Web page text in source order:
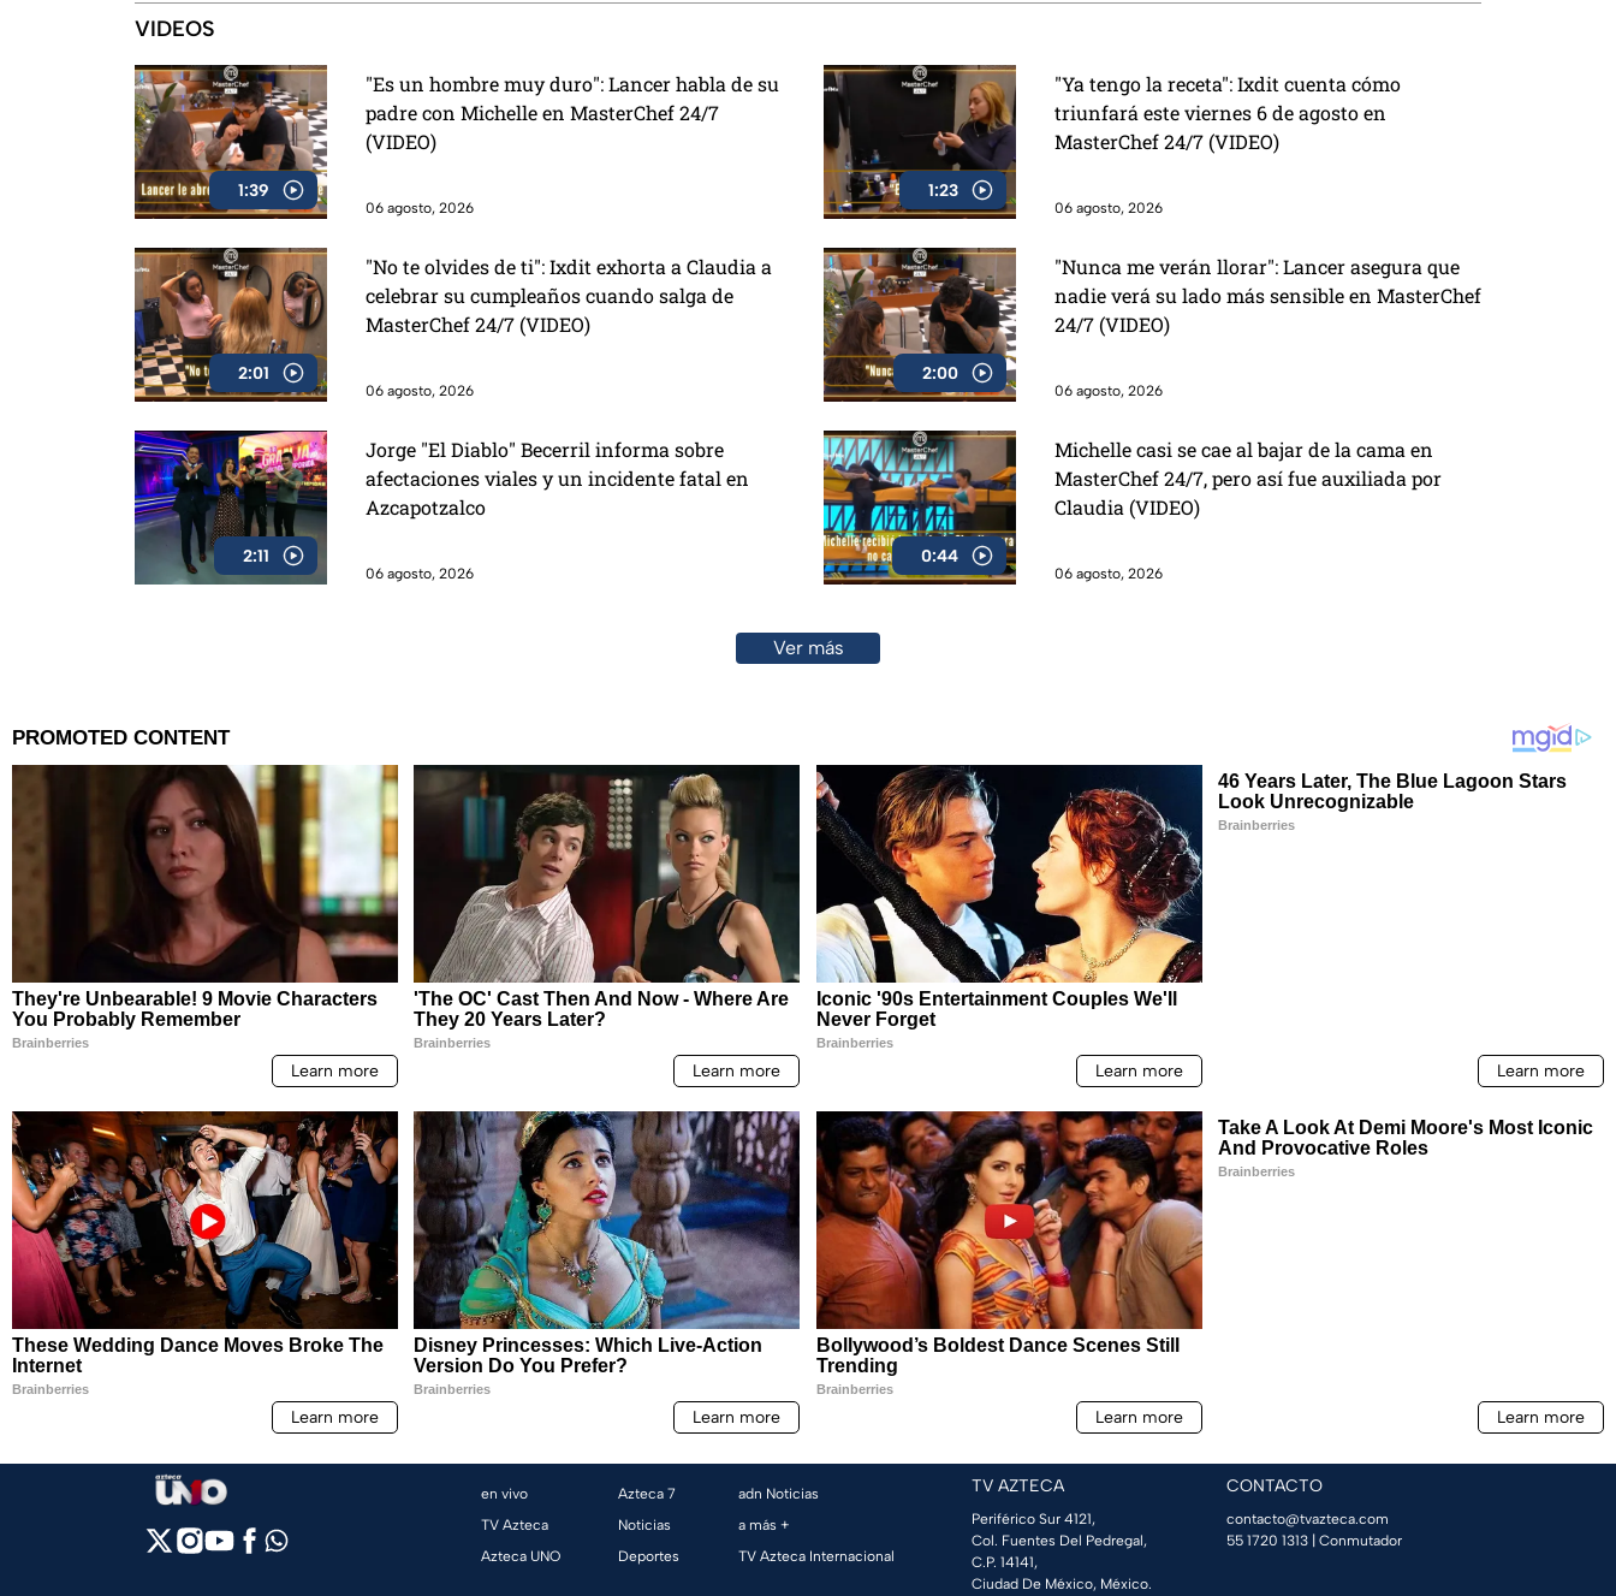
VIDEOS
1:39
"Es un hombre muy duro": Lancer habla de su
padre con Michelle en MasterChef 24/7
(VIDEO)
06 agosto, 2026
1:23
"Ya tengo la receta": Ixdit cuenta cómo
triunfará este viernes 6 de agosto en
MasterChef 24/7 (VIDEO)
06 agosto, 2026
2:01
"No te olvides de ti": Ixdit exhorta a Claudia a
celebrar su cumpleaños cuando salga de
MasterChef 24/7 (VIDEO)
06 agosto, 2026
2:00
"Nunca me verán llorar": Lancer asegura que
nadie verá su lado más sensible en MasterChef
24/7 (VIDEO)
06 agosto, 2026
2:11
Jorge "El Diablo" Becerril informa sobre
afectaciones viales y un incidente fatal en
Azcapotzalco
06 agosto, 2026
0:44
Michelle casi se cae al bajar de la cama en
MasterChef 24/7, pero así fue auxiliada por
Claudia (VIDEO)
06 agosto, 2026
Ver más
en vivo
TV Azteca
Azteca UNO
Azteca 7
Noticias
Deportes
adn Noticias
a más +
TV Azteca Internacional
TV AZTECA
Periférico Sur 4121,
Col. Fuentes Del Pedregal,
C.P. 14141,
Ciudad De México, México.
CONTACTO
contacto@tvazteca.com
55 1720 1313 | Conmutador